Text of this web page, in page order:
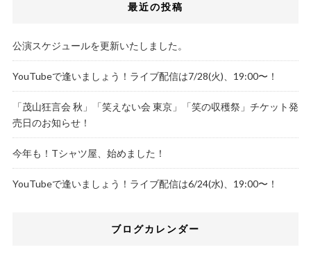
最近の投稿
公演スケジュールを更新いたしました。
YouTubeで逢いましょう！ライブ配信は7/28(火)、19:00〜！
「茂山狂言会 秋」「笑えない会 東京」「笑の収穫祭」チケット発
売日のお知らせ！
今年も！Tシャツ屋、始めました！
YouTubeで逢いましょう！ライブ配信は6/24(水)、19:00〜！
ブログカレンダー